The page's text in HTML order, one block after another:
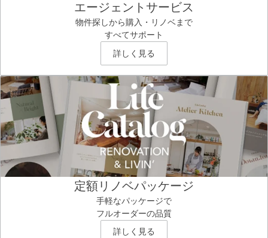
エージェントサービス
物件探しから購入・リノベまで
すべてサポート
詳しく見る
定額リノベパッケージ
手軽なパッケージで
フルオーダーの品質
詳しく見る